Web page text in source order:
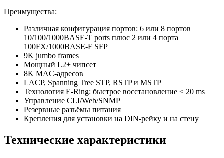
Механическая
конструкция
Степень защиты: IP40
Монтаж: в стойку
Габариты: 440 × 44 × 280
Масса: 5 килограммов
Условия
эксплуатации
Рабочая температура: от минус 40 до
75 градусов Цельсия
Температура хранения: от минус 40
плюс 85 градусов Цельсия
Влажность: 10–90% рабочая, 5–95%
хранение
Преимущества:
Различная конфигурация портов: 6 или 8 портов
10/100/1000BASE-T ports плюс 2 или 4 порта
100FX/1000BASE-F SFP
9K jumbo frames
Мощный L2+ чипсет
8K MAC-адресов
LACP, Spanning Tree STP, RSTP и MSTP
Технология E-Ring: быстрое восстановление < 20 ms
Управление CLI/Web/SNMP
Резервные разъёмы питания
Крепления для установки на DIN-рейку и на стену
Технические характеристики